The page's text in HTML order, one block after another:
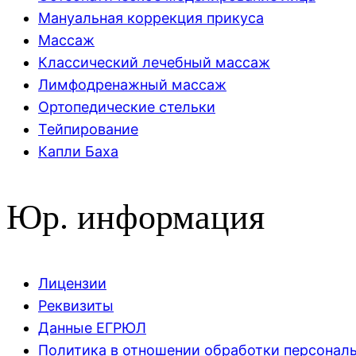
Мануальная коррекция прикуса
Массаж
Классический лечебный массаж
Лимфодренажный массаж
Ортопедические стельки
Тейпирование
Капли Баха
Юр. информация
Лицензии
Реквизиты
Данные ЕГРЮЛ
Политика в отношении обработки